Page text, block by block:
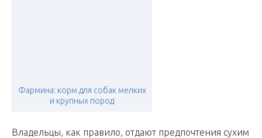
Фармина: корм для собак мелких
и крупных пород
Владельцы, как правило, отдают предпочтения сухим